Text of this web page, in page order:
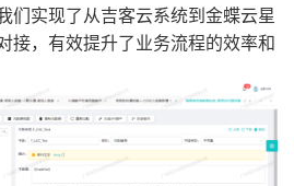
们实现了从吉客云系统到金蝶云星
接，有效提升了业务流程的效率和